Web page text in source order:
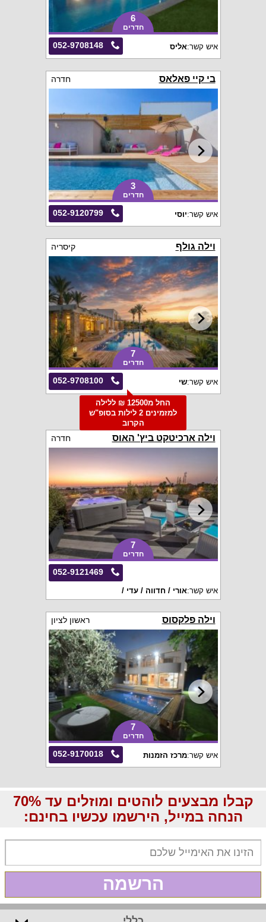
6
חדרים
052-9708148 איש קשר:אליס
בי קיי פאלאס חדרה
3
חדרים
052-9120799 איש קשר:יוסי
וילה גולף קיסריה
7
חדרים
052-9708100 איש קשר:שי
החל מ12500 ₪ ללילה
למזמינים 2 לילות בסופ"ש
הקרוב
וילה ארכיטקט ביץ' האוס חדרה
7
חדרים
052-9121469
איש קשר:אורי / חדווה / עדי /
וילה פלקסוס ראשון לציון
7
חדרים
052-9170018 איש קשר:מרכז הזמנות
קבלו מבצעים לוהטים ומוזלים עד 70%
הנחה במייל, הירשמו עכשיו בחינם:
הרשמה